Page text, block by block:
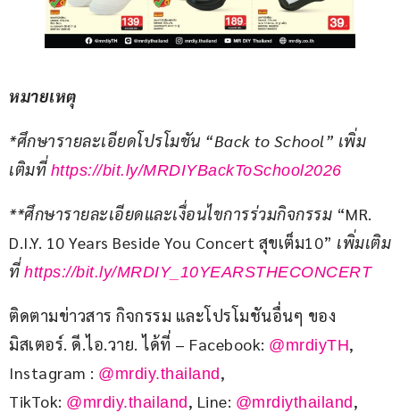
หมายเหตุ
*ศึกษารายละเอียดโปรโมชัน “Back to School” เพิ่ม
เติมที่ https://bit.ly/MRDIYBackToSchool2026
**ศึกษารายละเอียดและเงื่อนไขการร่วมกิจกรรม “MR.
D.I.Y. 10 Years Beside You Concert สุขเต็ม10” เพิ่มเติม
ที่ https://bit.ly/MRDIY_10YEARSTHECONCERT
ติดตามข่าวสาร กิจกรรม และโปรโมชันอื่นๆ ของ
มิสเตอร์. ดี.ไอ.วาย. ได้ที่ – Facebook: @mrdiyTH,
Instagram : @mrdiy.thailand ,
TikTok: @mrdiy.thailand , Line: @mrdiythailand ,